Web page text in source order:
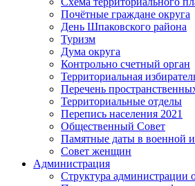
Почётные граждане округа
День Шпаковского района
Туризм
Дума округа
Контрольно счетный орган
Территориальная
Перечень
Территориальные отделы
Перепись населения 2021
Общественный Совет
Памятные даты в военной
Совет женщин
Администрация
Структура администрации